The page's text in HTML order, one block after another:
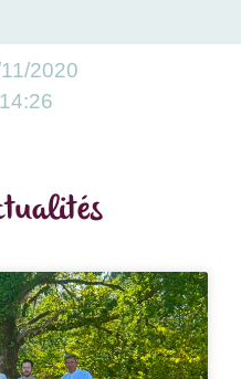
2020
14:26